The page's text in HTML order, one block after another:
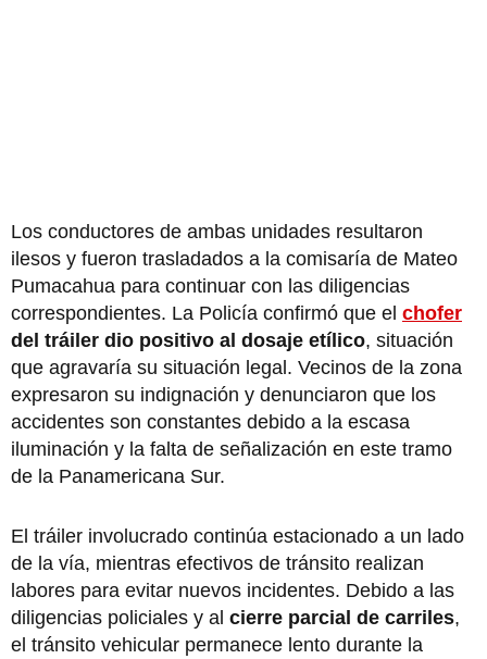
Los conductores de ambas unidades resultaron
ilesos y fueron trasladados a la comisaría de Mateo
Pumacahua para continuar con las diligencias
correspondientes. La Policía confirmó que el chofer
del tráiler dio positivo al dosaje etílico, situación
que agravaría su situación legal. Vecinos de la zona
expresaron su indignación y denunciaron que los
accidentes son constantes debido a la escasa
iluminación y la falta de señalización en este tramo
de la Panamericana Sur.
El tráiler involucrado continúa estacionado a un lado
de la vía, mientras efectivos de tránsito realizan
labores para evitar nuevos incidentes. Debido a las
diligencias policiales y al cierre parcial de carriles,
el tránsito vehicular permanece lento durante la